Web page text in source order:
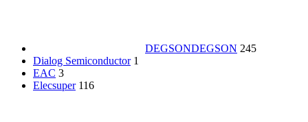
DEGSONDEGSON 245
Dialog Semiconductor 1
EAC 3
Elecsuper 116